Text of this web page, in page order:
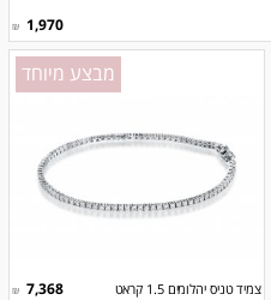
1,970
₪
מבצע מיוחד
צמיד טניס יהלומים 1.5 קראט 7,368
₪